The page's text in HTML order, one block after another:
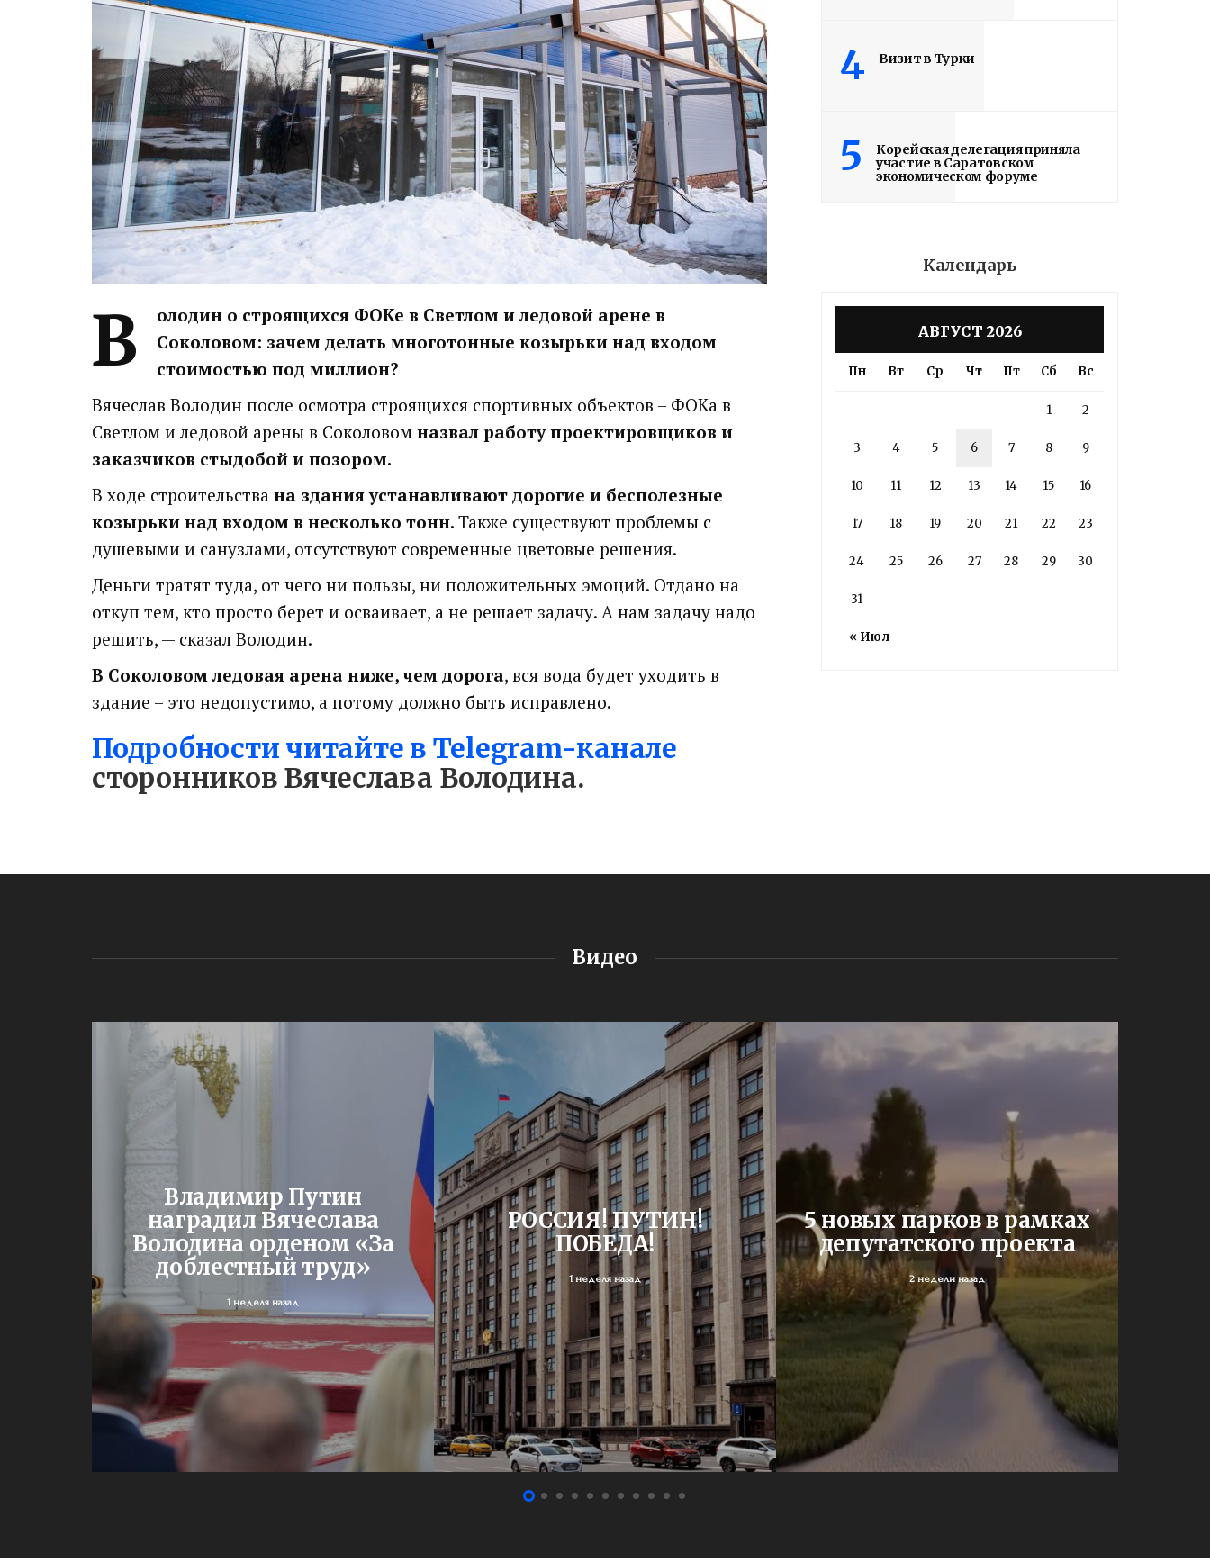
В
олодин о строящихся ФОКе в Светлом и ледовой арене в
Соколовом: зачем делать многотонные козырьки над входом
стоимостью под миллион?
Вячеслав Володин после осмотра строящихся спортивных объектов – ФОКа в
Светлом и ледовой арены в Соколовом назвал работу проектировщиков и
заказчиков стыдобой и позором.
В ходе строительства на здания устанавливают дорогие и бесполезные
козырьки над входом в несколько тонн. Также существуют проблемы с
душевыми и санузлами, отсутствуют современные цветовые решения.
Деньги тратят туда, от чего ни пользы, ни положительных эмоций. Отдано на
откуп тем, кто просто берет и осваивает, а не решает задачу. А нам задачу надо
решить, — сказал Володин.
В Соколовом ледовая арена ниже, чем дорога, вся вода будет уходить в
здание – это недопустимо, а потому должно быть исправлено.
Подробности читайте в Telegram-канале
сторонников Вячеслава Володина.
4 Визит в Турки
5
Корейская делегация приняла
участие в Саратовском
экономическом форуме
Календарь
АВГУСТ 2026
Пн Вт Ср Чт Пт Сб Вс
« Июл
1 2
3 4 5 6 7 8 9
10 11 12 13 14 15 16
17 18 19 20 21 22 23
24 25 26 27 28 29 30
31
Видео
Владимир Путин
наградил Вячеслава
Володина орденом «За
доблестный труд»
1 неделя назад
РОССИЯ! ПУТИН!
ПОБЕДА!
1 неделя назад
5 новых парков в рамках
депутатского проекта
2 недели назад
Володин о СПАСЕНИИ
здания колледжа
радиоэлектроники
Здание построено в 1900 году